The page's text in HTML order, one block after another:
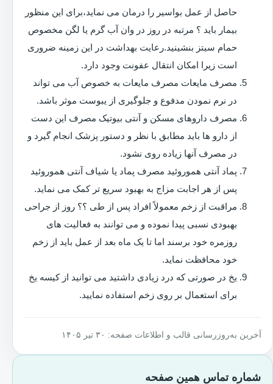
حاصل از عمل بواسیر را درمان می نماید،برای این منظور
بیمار باید ؟ مرتبه در روز در وان آب گرم یا لگن مخصوص
حمام سیتز بنشینید.رعایت بهداشت در این زمینه ضروری
است زیرا امکان انتقال عفونت وجود دارد.
مصرف مایعات مصرف مایعات به خصوص آب می تواند
در نرم نمودن مدفوع و جلوگیری از یبوست موثر باشد.
مصرف داروهای مسکن و آنتی بیوتیک مصرف این دست
از دارو ها باید مطابق با نظر و دستور پزشک انجام گیرد و
در مصرف آنها زیاده روی نشود.
پماد آنتی هموروئید مصرف پماد یا شیاف آنتی هموروئید
پس از هر اجابت مزاج به بهبود سریع تر کمک می نماید.
مراقبت از زخم معمولاً افراد پس از طی ؟؟ روز از جراحی
بهبودی نسبی پیدا نموده و می توانند به فعالیت های
روزمره خود برسند اما تا یک ماه بعد از عمل باید از زخم
خود محافظت نماید.
یخ در صورتی که درد زیادی داشتید می توانید از کیسه یخ
برای استعمال بر روی زخم استفاده نمایید.
آخرین به‌روزرسانی قالب و اطلاعات صفحه: ۳۰ تیر ۱۴۰۵
شماره تماس همین صفحه